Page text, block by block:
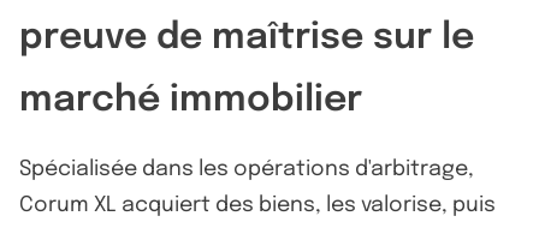
preuve de maîtrise sur le
marché immobilier
Spécialisée dans les opérations d'arbitrage,
Corum XL acquiert des biens, les valorise, puis